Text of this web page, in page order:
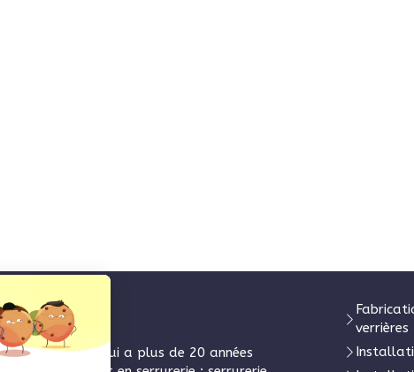
une entreprise qui a plus de 20 années
verrières